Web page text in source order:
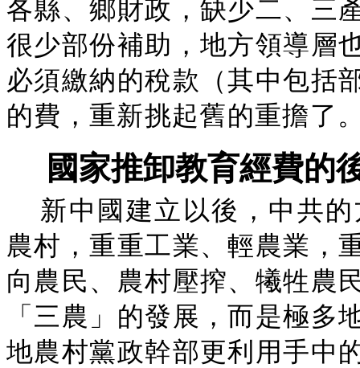
各縣、鄉財政，缺少二、三
很少部份補助，地方領導層
必須繳納的稅款（其中包括
的費，重新挑起舊的重擔了
國家推卸教育經費的
新中國建立以後，中共
農村，重重工業、輕農業，
向農民、農村壓搾、犧牲農
「三農」的發展，而是極多
地農村黨政幹部更利用手中